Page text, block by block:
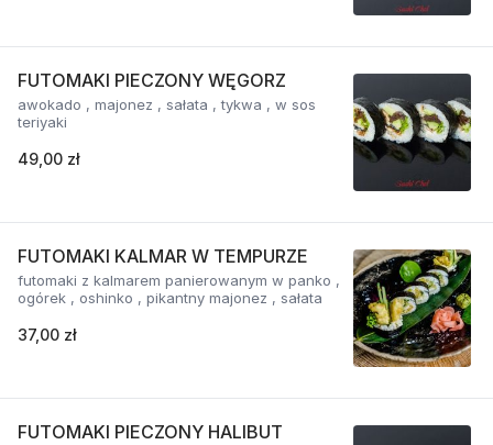
FUTOMAKI PIECZONY WĘGORZ
awokado , majonez , sałata , tykwa , w sos
teriyaki
49,00 zł
FUTOMAKI KALMAR W TEMPURZE
futomaki z kalmarem panierowanym w panko ,
ogórek , oshinko , pikantny majonez , sałata
37,00 zł
FUTOMAKI PIECZONY HALIBUT